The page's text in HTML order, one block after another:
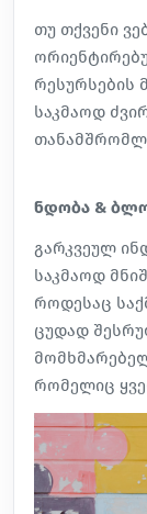
თუ თქვენი
რესურსების
საკმაოდ
ნდობა &
გარკვეულ
საკმაოდ
როდესაც
ცუდად
რომელიც